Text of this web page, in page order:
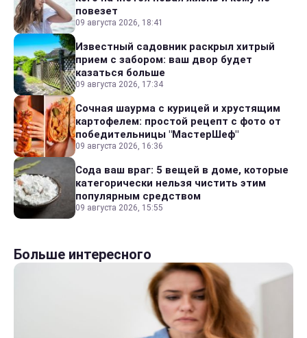
повезет
09 августа 2026, 18:41
Известный садовник раскрыл хитрый
прием с забором: ваш двор будет
казаться больше
09 августа 2026, 17:34
Сочная шаурма с курицей и хрустящим
картофелем: простой рецепт с фото от
победительницы "МастерШеф"
09 августа 2026, 16:36
Сода ваш враг: 5 вещей в доме, которые
категорически нельзя чистить этим
популярным средством
09 августа 2026, 15:55
Больше интересного